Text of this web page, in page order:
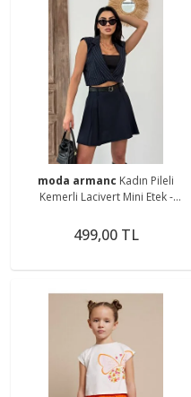
moda armanc Kadın Pileli
Kemerli Lacivert Mini Etek -
499,00 TL